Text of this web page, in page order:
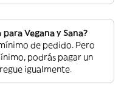
Vegana y Sana?
de pedido. Pero
podrás pagar un
igualmente.